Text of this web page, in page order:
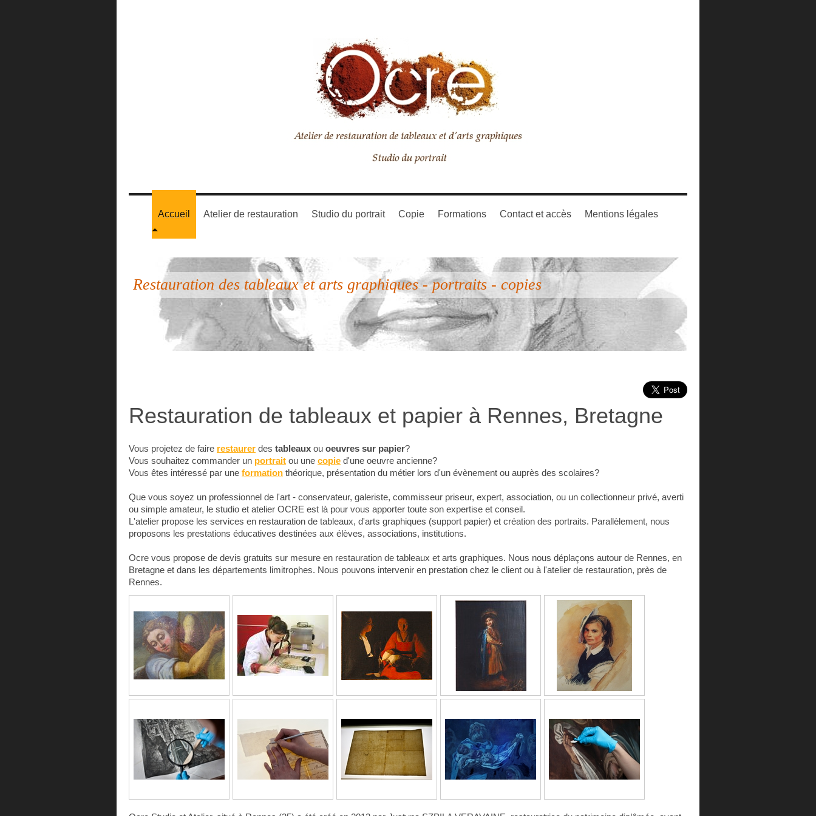
Accueil Atelier de restauration Studio du portrait Copie Formations Contact et accès Mentions légales
Restauration des tableaux et arts graphiques - portraits - copies
Restauration de tableaux et papier à Rennes, Bretagne
Vous projetez de faire restaurer des tableaux ou oeuvres sur papier?
Vous souhaitez commander un portrait ou une copie d'une oeuvre ancienne?
Vous êtes intéressé par une formation théorique, présentation du métier lors d'un évènement ou auprès des scolaires?
Que vous soyez un professionnel de l'art - conservateur, galeriste, commisseur priseur, expert, association, ou un collectionneur privé, averti
ou simple amateur, le studio et atelier OCRE est là pour vous apporter toute son expertise et conseil.
L'atelier propose les services en restauration de tableaux, d'arts graphiques (support papier) et création des portraits. Parallèlement, nous
proposons les prestations éducatives destinées aux élèves, associations, institutions.
Ocre vous propose de devis gratuits sur mesure en restauration de tableaux et arts graphiques. Nous nous déplaçons autour de Rennes, en
Bretagne et dans les départements limitrophes. Nous pouvons intervenir en prestation chez le client ou à l'atelier de restauration, près de
Rennes.